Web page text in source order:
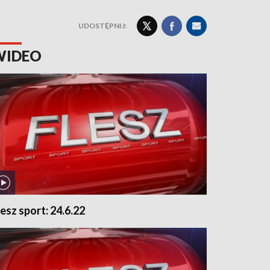
UDOSTĘPNIJ:
sport: 24.6.22